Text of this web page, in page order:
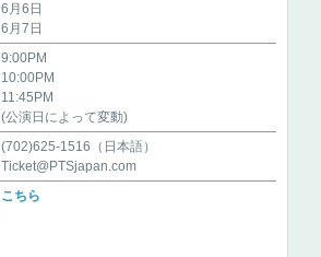
6月6日
6月7日
9:00PM
10:00PM
11:45PM
(公演日によって変動)
(702)625-1516（日本語）
Ticket@PTSjapan.com
こちら